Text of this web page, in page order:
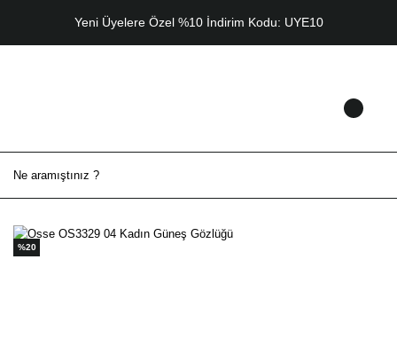
Yeni Üyelere Özel %10 İndirim Kodu: UYE10
%20